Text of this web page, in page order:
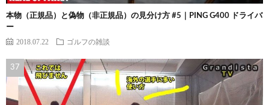
本物（正規品）と偽物（非正規品）の見分け方 #5｜PING G400 ドライバ
ー
2018.07.22 ゴルフの雑談